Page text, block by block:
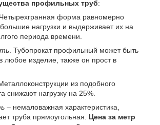
профильных труб:
форма равномерно
нагрузки и выдерживает их на
периода времени.
. Тубопрокат профильный может быть
любое изделие, также он прост в
из подобного
снижают нагрузку на 25%.
– немаловажная характеристика,
труба прямоугольная. Цена за метр